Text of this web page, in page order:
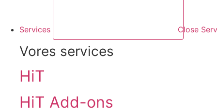
Services Close
Vores services
HiT
HiT Add-ons